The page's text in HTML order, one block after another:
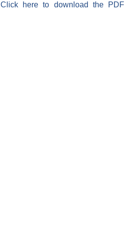
Click here to download the PDF